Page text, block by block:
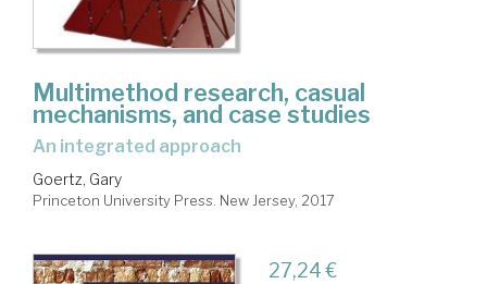
Multimethod research, casual
mechanisms, and case studies
an integrated approach
Goertz, Gary
Princeton University Press. New Jersey, 2017
27,24 €